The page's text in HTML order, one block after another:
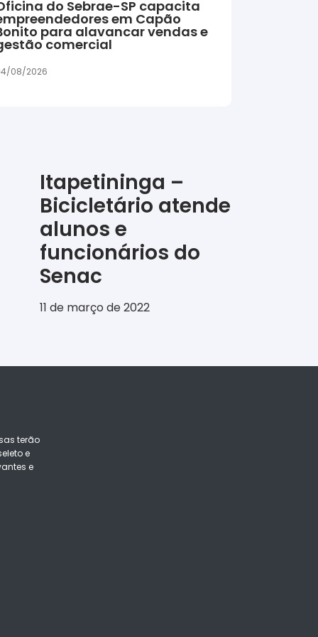
do Sebrae-SP capacita
em Capão
para alavancar vendas e
comercial
08/2026
Itapetininga –
Bicicletário atende
alunos e
funcionários do
Senac
11 de março de 2022
terão
e
e